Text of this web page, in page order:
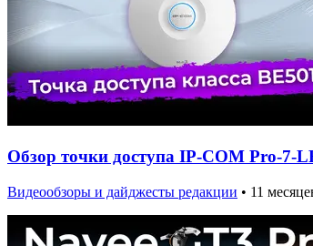
Обзор точки доступа IP-COM Pro-7-
Видеообзоры и дайджесты редакции • 11